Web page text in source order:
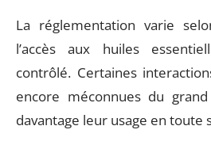
La réglementation varie
l’accès aux huiles
contrôlé. Certaines
encore méconnues du
davantage leur usage en toute